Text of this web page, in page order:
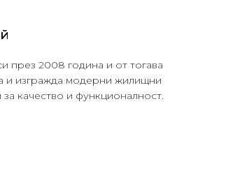
през 2008 година и от тогава
и изгражда модерни жилищни
качество и функционалност.